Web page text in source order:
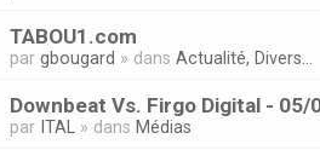
TABOU1.com
pargbougard » dansActualité, Divers...
Downbeat Vs. Firgo Digital - 05/
par ITAL » dans Médias